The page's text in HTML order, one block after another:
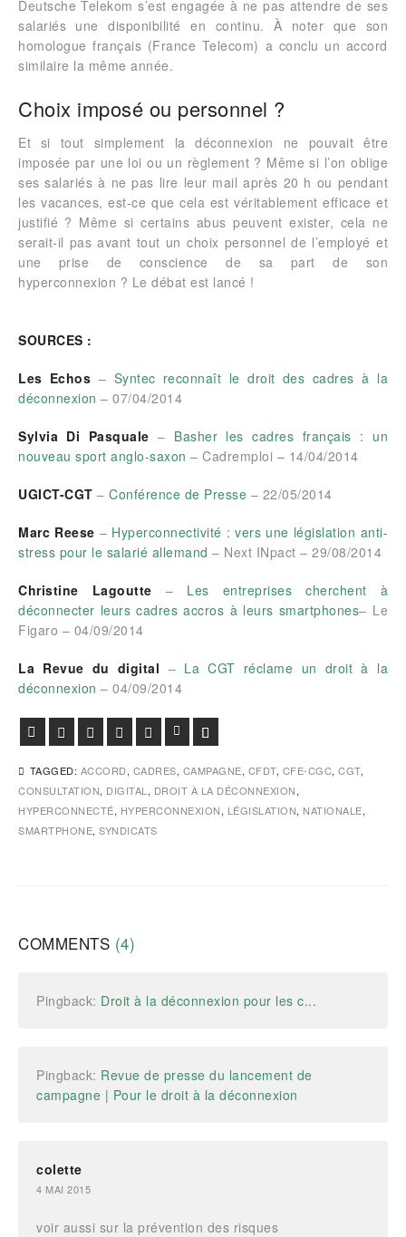
Deutsche Telekom s’est engagée à ne pas attendre de ses
salariés une disponibilité en continu. À noter que son
homologue français (France Telecom) a conclu un accord
similaire la même année.
Choix imposé ou personnel ?
Et si tout simplement la déconnexion ne pouvait être
imposée par une loi ou un règlement ? Même si l’on oblige
ses salariés à ne pas lire leur mail après 20 h ou pendant
les vacances, est-ce que cela est véritablement efficace et
justifié ? Même si certains abus peuvent exister, cela ne
serait-il pas avant tout un choix personnel de l’employé et
une prise de conscience de sa part de son
hyperconnexion ? Le débat est lancé !
SOURCES :
Les Echos – Syntec reconnaît le droit des cadres à la
déconnexion – 07/04/2014
Sylvia Di Pasquale – Basher les cadres français : un
nouveau sport anglo-saxon – Cadremploi – 14/04/2014
UGICT-CGT – Conférence de Presse – 22/05/2014
Marc Reese – Hyperconnectivité : vers une législation anti-
stress pour le salarié allemand – Next INpact – 29/08/2014
Christine Lagoutte – Les entreprises cherchent à
déconnecter leurs cadres accros à leurs smartphones– Le
Figaro – 04/09/2014
La Revue du digital – La CGT réclame un droit à la
déconnexion – 04/09/2014
FacebookTwitter Google+PinterestViadeo LinkedIn
TAGGED: ACCORD, CADRES, CAMPAGNE, CFDT, CFE-CGC, CGT,
CONSULTATION, DIGITAL , DROIT À LA DÉCONNEXION,
HYPERCONNECTÉ, HYPERCONNEXION, LÉGISLATION, NATIONALE,
SMARTPHONE, SYNDICATS
COMMENTS (4)
Pingback: Droit à la déconnexion pour les c...
Pingback: Revue de presse du lancement de
campagne | Pour le droit à la déconnexion
colette
4 MAI 2015
voir aussi sur la prévention des risques